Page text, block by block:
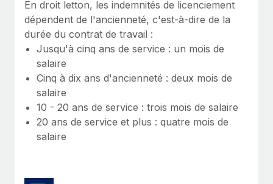
En droit letton, les indemnités de licenciement
dépendent de l'ancienneté, c'est-à-dire de la
durée du contrat de travail :
Jusqu'à cinq ans de service : un mois de
salaire
Cinq à dix ans d'ancienneté : deux mois de
salaire
10 - 20 ans de service : trois mois de salaire
20 ans de service et plus : quatre mois de
salaire